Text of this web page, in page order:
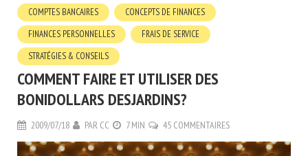
COMPTES BANCAIRES
CONCEPTS DE FINANCES
FINANCES PERSONNELLES
FRAIS DE SERVICE
STRATÉGIES & CONSEILS
COMMENT FAIRE ET UTILISER DES
BONIDOLLARS DESJARDINS?
2009/07/18 PAR CC 7 MIN 45 COMMENTAIRES